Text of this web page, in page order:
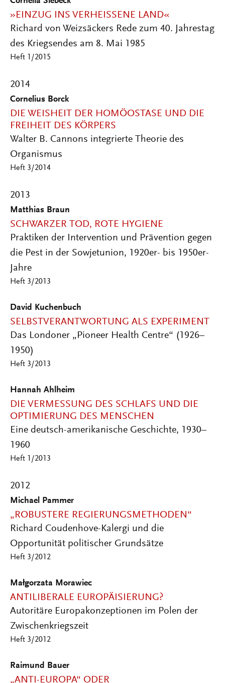
»EINZUG INS VERHEISSENE LAND«
Richard von Weizsäckers Rede zum 40. Jahrestag
des Kriegsendes am 8. Mai 1985
Heft 1/2015
2014
Cornelius Borck
DIE WEISHEIT DER HOMÖOSTASE UND DIE
FREIHEIT DES KÖRPERS
Walter B. Cannons integrierte Theorie des
Organismus
Heft 3/2014
2013
Matthias Braun
SCHWARZER TOD, ROTE HYGIENE
Praktiken der Intervention und Prävention gegen
die Pest in der Sowjetunion, 1920er- bis 1950er-
Jahre
Heft 3/2013
David Kuchenbuch
SELBSTVERANTWORTUNG ALS EXPERIMENT
Das Londoner „Pioneer Health Centre“ (1926–
1950)
Heft 3/2013
Hannah Ahlheim
DIE VERMESSUNG DES SCHLAFS UND DIE
OPTIMIERUNG DES MENSCHEN
Eine deutsch-amerikanische Geschichte, 1930–
1960
Heft 1/2013
2012
Michael Pammer
„ROBUSTERE REGIERUNGSMETHODEN“
Richard Coudenhove-Kalergi und die
Opportunität politischer Grundsätze
Heft 3/2012
Małgorzata Morawiec
ANTILIBERALE EUROPÄISIERUNG?
Autoritäre Europakonzeptionen im Polen der
Zwischenkriegszeit
Heft 3/2012
Raimund Bauer
„ANTI-EUROPA“ ODER